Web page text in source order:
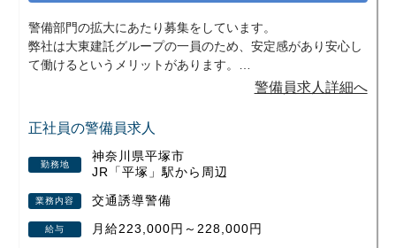
正社員の警備員求人
勤務地
神奈川県平塚市
JR「平塚」駅から周辺
業務内容 交通誘導警備
給与 月給223,000円～228,000円
警備部門の拡大にあたり募集をしています。
弊社は大東建託グループの一員のため、安定感があり安心し
て働けるというメリットがあります。
安定した環境で働きたい人や未経験から資格やスキルを身に
少しでも興味を持って頂けたら、是非ご応募ください。
警備員求人詳細へ